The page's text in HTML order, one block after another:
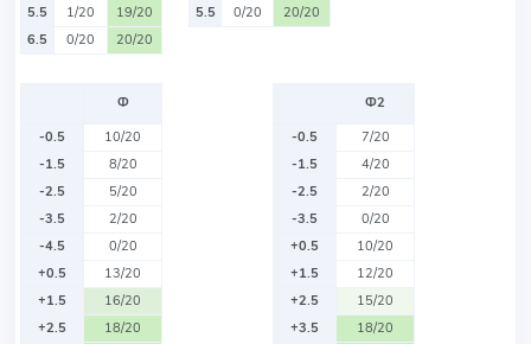
5.5
1/20
19/20
6.5
0/20 20/20
5.5
0/20 20/20
Ф
-0.5
10/20
-1.5
8/20
-2.5
5/20
-3.5
2/20
-4.5
0/20
+0.5
13/20
+1.5
16/20
+2.5
18/20
Ф2
-0.5
7/20
-1.5
4/20
-2.5
2/20
-3.5
0/20
+0.5
10/20
+1.5
12/20
+2.5
15/20
+3.5
18/20